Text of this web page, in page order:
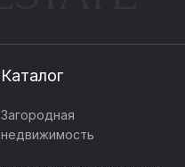
Каталог
Загородная
недвижимость